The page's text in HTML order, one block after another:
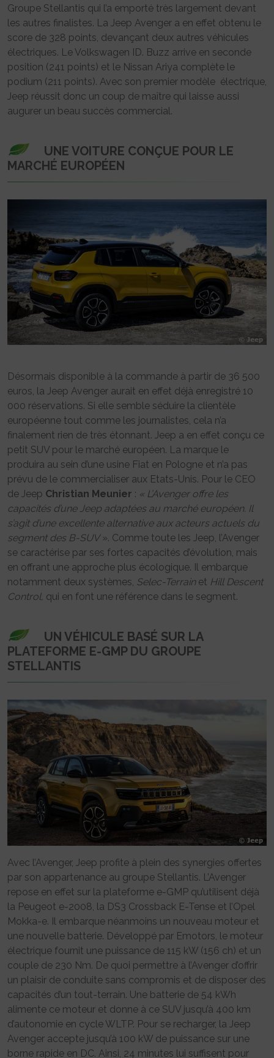
Groupe Stellantis qui l’a emporté très largement devant
les autres finalistes. La Jeep Avenger a en effet obtenu le
score de 328 points, devançant deux autres véhicules
électriques. Le Volkswagen ID. Buzz arrive en seconde
position (241 points) et le Nissan Ariya complète le
podium (211 points). Avec son premier modèle électrique,
Jeep réussit donc un coup de maître qui laisse aussi
augurer un beau succès commercial.
UNE VOITURE CONÇUE POUR LE
MARCHÉ EUROPÉEN
Désormais disponible à la commande à partir de 36 500
euros, la Jeep Avenger aurait en effet déjà enregistré 10
000 réservations. Si elle semble séduire la clientèle
européenne tout comme les journalistes, cela n’a
finalement rien de très étonnant. Jeep a en effet conçu ce
petit SUV pour le marché européen. La marque le
produira au sein d’une usine Fiat en Pologne et n’a pas
prévu de le commercialiser aux Etats-Unis. Pour le CEO
de Jeep Christian Meunier : « L’Avenger offre les
capacités d’une Jeep adaptées au marché européen. Il
s’agit d’une excellente alternative aux acteurs actuels du
segment des B-SUV». Comme toute les Jeep, l’Avenger
se caractérise par ses fortes capacités d’évolution, mais
en offrant une approche plus écologique. Il embarque
notamment deux systèmes, Selec-Terrainet Hill Descent
Control, qui en font une référence dans le segment.
UN VÉHICULE BASÉ SUR LA
PLATEFORME E-GMP DU GROUPE
STELLANTIS
Avec l’Avenger, Jeep profite à plein des synergies offertes
par son appartenance au groupe Stellantis. L’Avenger
repose en effet sur la plateforme e-GMP qu’utilisent déjà
la Peugeot e-2008, la DS3 Crossback E-Tense et l’Opel
Mokka-e. Il embarque néanmoins un nouveau moteur et
une nouvelle batterie. Développé par Emotors, le moteur
électrique fournit une puissance de 115 kW (156 ch) et un
couple de 230 Nm. De quoi permettre à l’Avenger d’offrir
un plaisir de conduite sans compromis et de disposer des
capacités d’un tout-terrain. Une batterie de 54 kWh
alimente ce moteur et donne à ce SUV jusqu’à 400 km
d’autonomie en cycle WLTP. Pour se recharger, la Jeep
Avenger accepte jusqu’à 100 kW de puissance sur une
borne rapide en DC. Ainsi, 24 minutes lui suffisent pour